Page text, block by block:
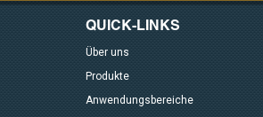
QUICK-LINKS
Über uns
Produkte
Anwendungsbereiche